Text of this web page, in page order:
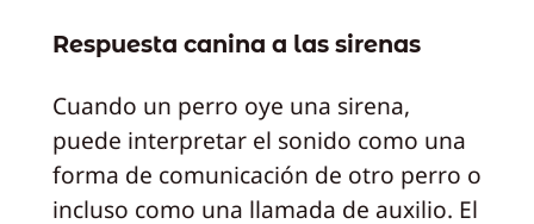
Respuesta canina a las sirenas
Cuando un perro oye una sirena,
puede interpretar el sonido como una
forma de comunicación de otro perro o
incluso como una llamada de auxilio. El